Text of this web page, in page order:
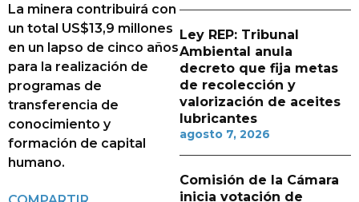
La minera contribuirá con
un total US$13,9 millones
en un lapso de cinco años
para la realización de
programas de
transferencia de
conocimiento y
formación de capital
humano.
Ley REP: Tribunal
Ambiental anula
decreto que fija metas
de recolección y
valorización de aceites
lubricantes
agosto 7, 2026
Comisión de la Cámara
inicia votación de